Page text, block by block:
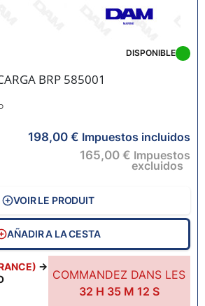
BRP 585001
→
COMMANDEZ DANS LES
32 H 35 M11S
DISPONIBLE
198,00 € Impuestos incluidos
165,00 € Impuestos
excluidos
VOIR LE PRODUIT
AÑADIR A LA CESTA